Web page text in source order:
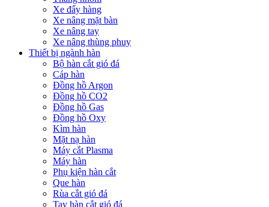
Xe đẩy hàng
Xe nâng mặt bàn
Xe nâng tay
Xe nâng thùng phuy
Thiết bị ngành hàn
Bộ hàn cắt gió đá
Cáp hàn
Đồng hồ Argon
Đồng hồ CO2
Đồng hồ Gas
Đồng hồ Oxy
Kìm hàn
Mặt nạ hàn
Máy cắt Plasma
Máy hàn
Phụ kiện hàn cắt
Que hàn
Rùa cắt gió đá
Tay hàn cắt gió đá